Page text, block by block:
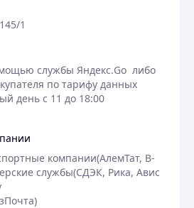
1
службы Яндекс.Go  либо
по тарифу данных
служб после сборки каждый день с 11 до 18:00
компании(АлемТат, B-
службы(СДЭК, Рика, Авис